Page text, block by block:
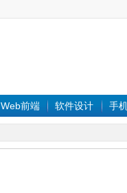
Web前端 软件设计 手